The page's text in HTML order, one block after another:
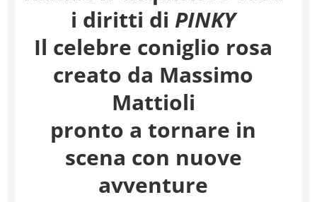
i diritti di PINKY
Il celebre coniglio rosa
creato da Massimo
Mattioli
pronto a tornare in
scena con nuove
avventure